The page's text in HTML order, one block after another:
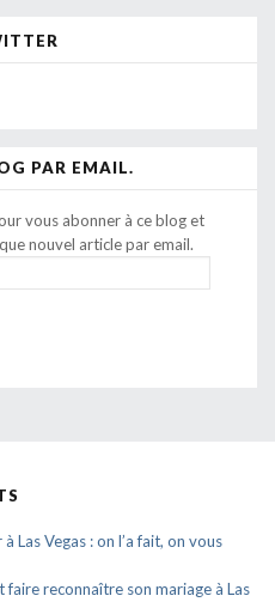
PAR EMAIL.
vous abonner à ce blog et
nouvel article par email.
Las Vegas : on l’a fait, on vous
faire reconnaître son mariage à Las